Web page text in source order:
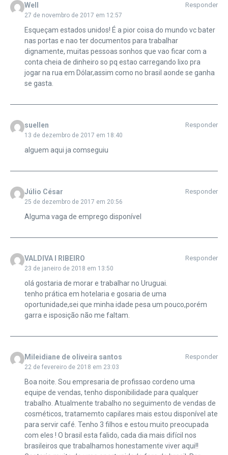
Well
27 de novembro de 2017 em 12:57
Responder
Esqueçam estados unidos! É a pior coisa do mundo vc bater
nas portas e nao ter documentos para trabalhar
dignamente, muitas pessoas sonhos que vao ficar com a
conta cheia de dinheiro so pq estao carregando lixo pra
jogar na rua em Dólar,assim como no brasil aonde se ganha
se gasta.
suellen
13 de dezembro de 2017 em 18:40
Responder
alguem aqui ja comseguiu
Júlio César
25 de dezembro de 2017 em 20:56
Responder
Alguma vaga de emprego disponível
VALDIVA I RIBEIRO
23 de janeiro de 2018 em 13:50
Responder
olá gostaria de morar e trabalhar no Uruguai.
tenho prática em hotelaria e gosaria de uma
oportunidade,sei que minha idade pesa um pouco,porém
garra e isposição não me faltam.
Mileidiane de oliveira santos
22 de fevereiro de 2018 em 23:03
Responder
Boa noite. Sou empresaria de profissao cordeno uma
equipe de vendas, tenho disponibilidade para qualquer
trabalho. Atualmente trabalho no seguimento de vendas de
cosméticos, tratamemto capilares mais estou disponível ate
para servir café. Tenho 3 filhos e estou muito preocupada
com eles ! O brasil esta falido, cada dia mais difícil nos
brasileiros que trabalhamos honestamente viver aqui!!